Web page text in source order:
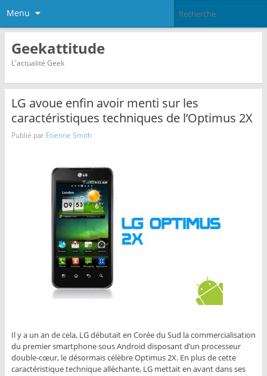
Menu
Geekattitude
L'actualité Geek
LG avoue enfin avoir menti sur les
caractéristiques techniques de l’Optimus 2X
Publié par Etienne Smith
Il y a un an de cela, LG débutait en Corée du Sud la commercialisation
du premier smartphone sous Android disposant d’un processeur
double-cœur, le désormais célèbre Optimus 2X. En plus de cette
caractéristique technique alléchante, LG mettait en avant dans ses